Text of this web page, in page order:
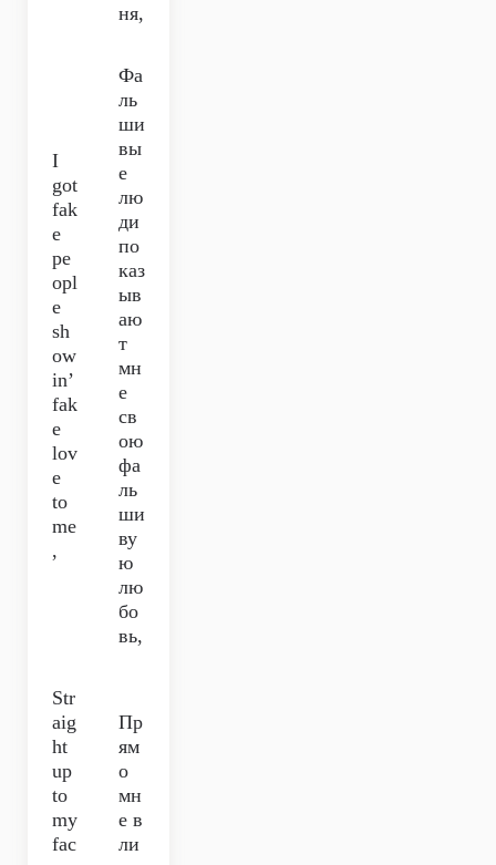
ня,
I
got
fak
e
pe
opl
e
sh
ow
in’
fak
e
lov
e
to
me
,
Фа
ль
ши
вы
е
лю
ди
по
каз
ыв
аю
т
мн
е
св
ою
фа
ль
ши
ву
ю
лю
бо
вь,
Str
aig
ht
up
to
my
fac
Пр
ям
о
мн
е в
ли